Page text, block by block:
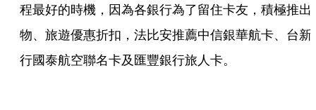
程最好的時機，因為各銀行為了留住卡友，積極推出
物、旅遊優惠折扣，法比安推薦中信銀華航卡、台新
行國泰航空聯名卡及匯豐銀行旅人卡。